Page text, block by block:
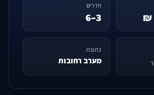
חדרים
3–6
כתובת
מערב רחובות